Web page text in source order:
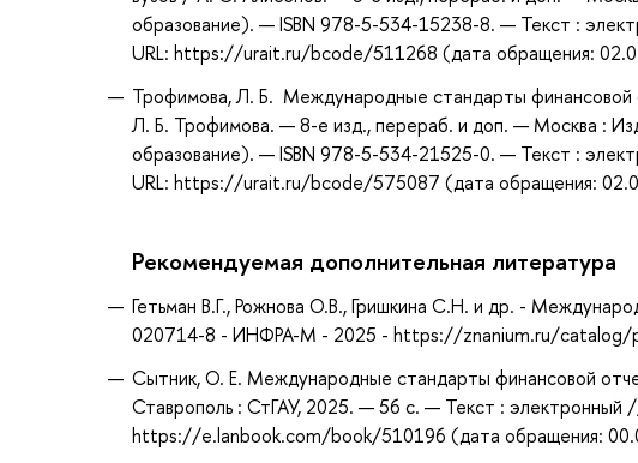
образование). — ISBN 978-5-534-15238-8. — Текст :
URL: https://urait.ru/bcode/511268 (дата обращения:
Трофимова, Л. Б. Международные стандарты финансовой
Л. Б. Трофимова. — 8-е изд., перераб. и доп. — Москва :
образование). — ISBN 978-5-534-21525-0. — Текст :
URL: https://urait.ru/bcode/575087 (дата обращения:
Рекомендуемая дополнительная литература
Гетьман В.Г., Рожнова О.В., Гришкина С.Н. и др. -
020714-8 - ИНФРА-М - 2025 - https://znanium.ru/catalog/
Сытник, О. Е. Международные стандарты финансовой
Ставрополь : СтГАУ, 2025. — 56 с. — Текст : электронный
https://e.lanbook.com/book/510196 (дата обращения: